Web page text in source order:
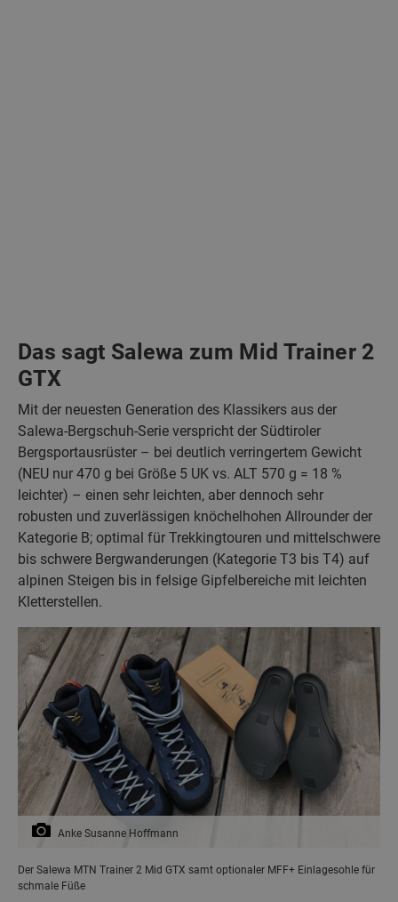
Das sagt Salewa zum Mid Trainer 2
GTX
Mit der neuesten Generation des Klassikers aus der
Salewa-Bergschuh-Serie verspricht der Südtiroler
Bergsportausrüster – bei deutlich verringertem Gewicht
(NEU nur 470 g bei Größe 5 UK vs. ALT 570 g = 18 %
leichter) – einen sehr leichten, aber dennoch sehr
robusten und zuverlässigen knöchelhohen Allrounder der
Kategorie B; optimal für Trekkingtouren und mittelschwere
bis schwere Bergwanderungen (Kategorie T3 bis T4) auf
alpinen Steigen bis in felsige Gipfelbereiche mit leichten
Kletterstellen.
Anke Susanne Hoffmann
Der Salewa MTN Trainer 2 Mid GTX samt optionaler MFF+ Einlagesohle für
schmale Füße